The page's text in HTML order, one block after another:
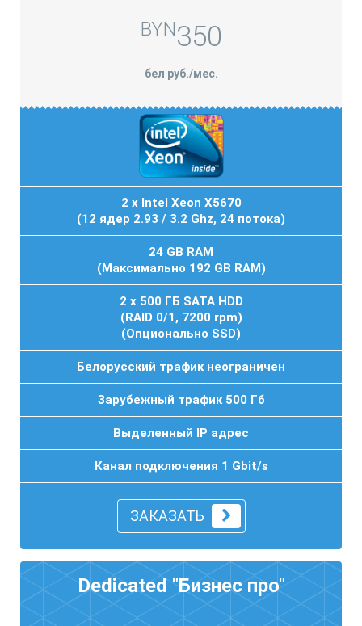
BYN350
бел руб./мес.
2 x Intel Xeon X5670
(12 ядер 2.93 / 3.2 Ghz, 24 потока)
24 GB RAM
(Максимально 192 GB RAM)
2 x 500 ГБ SATA HDD
(RAID 0/1, 7200 rpm)
(Опционально SSD)
Белорусский трафик неограничен
Зарубежный трафик 500 Гб
Выделенный IP адрес
Канал подключения 1 Gbit/s
ЗАКАЗАТЬ
Dedicated "Бизнес про"